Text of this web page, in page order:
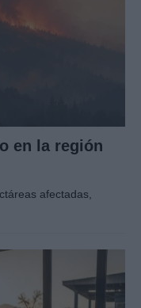
en la región
afectadas,